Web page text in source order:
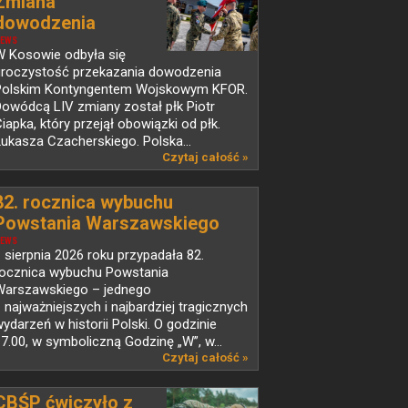
Kosowie odbyła się
przekazania dowodzenia
Kontyngentem Wojskowym KFOR.
LIV zmiany został płk Piotr
który przejął obowiązki od płk.
Czacherskiego. Polska...
Czytaj całość »
rocznica wybuchu
Warszawskiego
sierpnia 2026 roku przypadała 82.
wybuchu Powstania
– jednego
najważniejszych i najbardziej tragicznych
w historii Polski. O godzinie
w symboliczną Godzinę „W”, w...
Czytaj całość »
ćwiczyło z